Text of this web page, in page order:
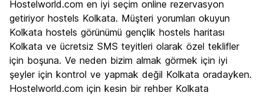
Kültür
Gece hayatı
Ekonomik
8.0
Hostelworld.com en iyi seçim online rezervasyon
getiriyor hostels Kolkata. Müşteri yorumları okuyun
Kolkata hostels görünümü gençlik hostels haritası
Kolkata ve ücretsiz SMS teyitleri olarak özel teklifler
için boşuna. Ve neden bizim almak görmek için iyi
şeyler için kontrol ve yapmak değil Kolkata oradayken.
Hostelworld.com için kesin bir rehber Kolkata